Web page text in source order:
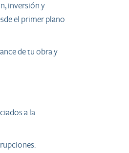
inversión y
el primer plano
de tu obra y
a la